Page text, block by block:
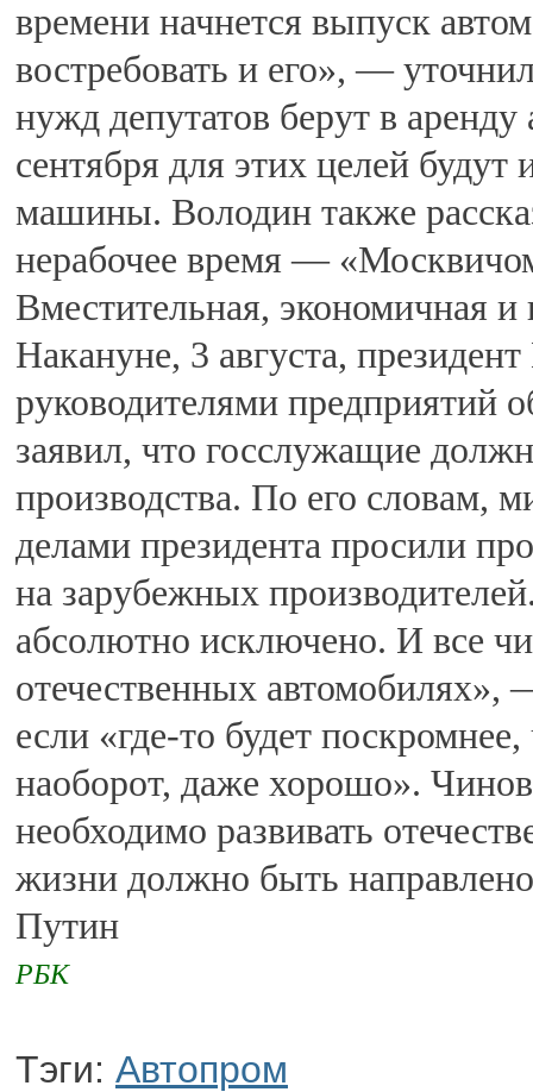
времени начнется выпуск
востребовать и его», —
нужд депутатов берут в
сентября для этих целей будут
машины. Володин также
нерабочее время —
Вместительная, экономичная
Накануне, 3 августа,
руководителями
заявил, что госслужащие
производства. По его словам,
делами президента просили
на зарубежных
абсолютно исключено. И все
отечественных автомобилях»,
если «где-то будет
наоборот, даже хорошо».
необходимо развивать
жизни должно быть
Путин
РБК
Тэги: Автопром